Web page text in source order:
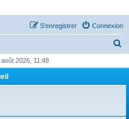
Connexion
S’enregistrer
h
r
2026, 11:48